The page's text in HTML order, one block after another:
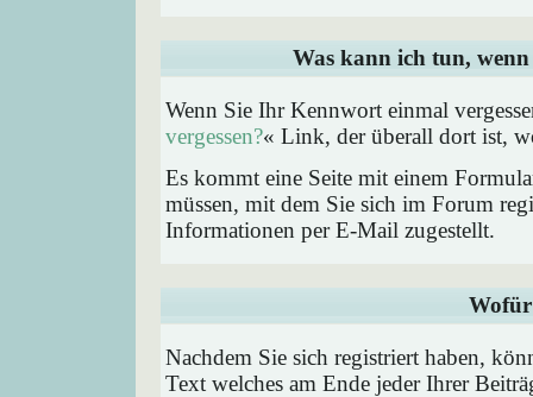
Was kann ich tun, wenn
Wenn Sie Ihr Kennwort einmal
vergessen?« Link, der überall dort ist,
Es kommt eine Seite mit einem
müssen, mit dem Sie sich im Forum
Informationen per E-Mail zugestellt.
Nachdem Sie sich registriert haben,
Text welches am Ende jeder Ihrer